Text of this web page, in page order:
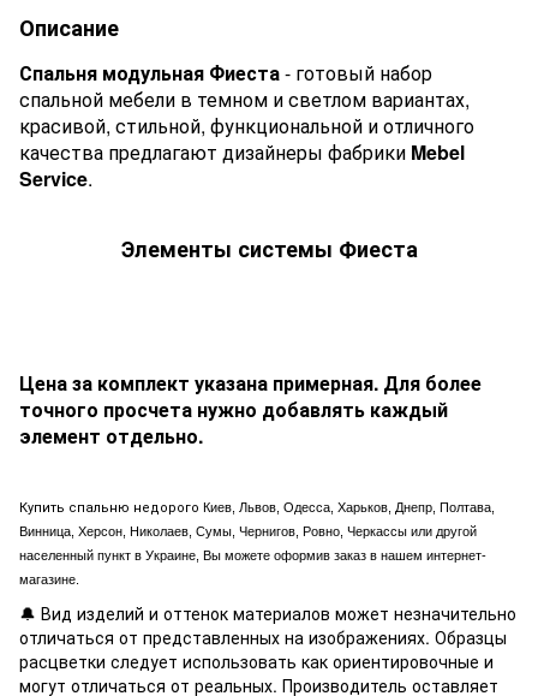
Описание
Спальня модульная Фиеста- готовый набор
спальной мебели в темном и светлом вариантах,
красивой, стильной, функциональной и отличного
качества предлагают дизайнеры фабрики Mebel
Service.
Элементы системы Фиеста
Цена за комплект указана примерная. Для более
точного просчета нужно добавлять каждый
элемент отдельно.
Купить спальню недорого Киев, Львов, Одесса, Харьков, Днепр, Полтава,
Винница, Херсон, Николаев, Сумы, Чернигов, Ровно, Черкассы или другой
населенный пункт в Украине, Вы можете оформив заказ в нашем интернет-
магазине.
🔔 Вид изделий и оттенок материалов может незначительно
отличаться от представленных на изображениях. Образцы
расцветки следует использовать как ориентировочные и
могут отличаться от реальных. Производитель оставляет